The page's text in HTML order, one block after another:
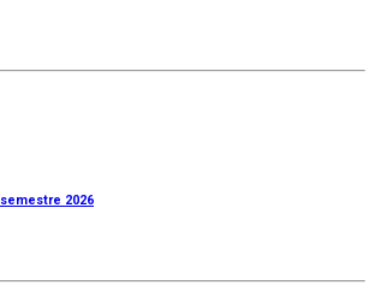
semestre 2026